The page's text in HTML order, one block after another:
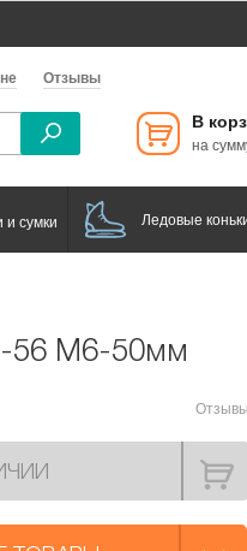
Отзывы
В
на
и сумки Ледовые
56 М6-50мм